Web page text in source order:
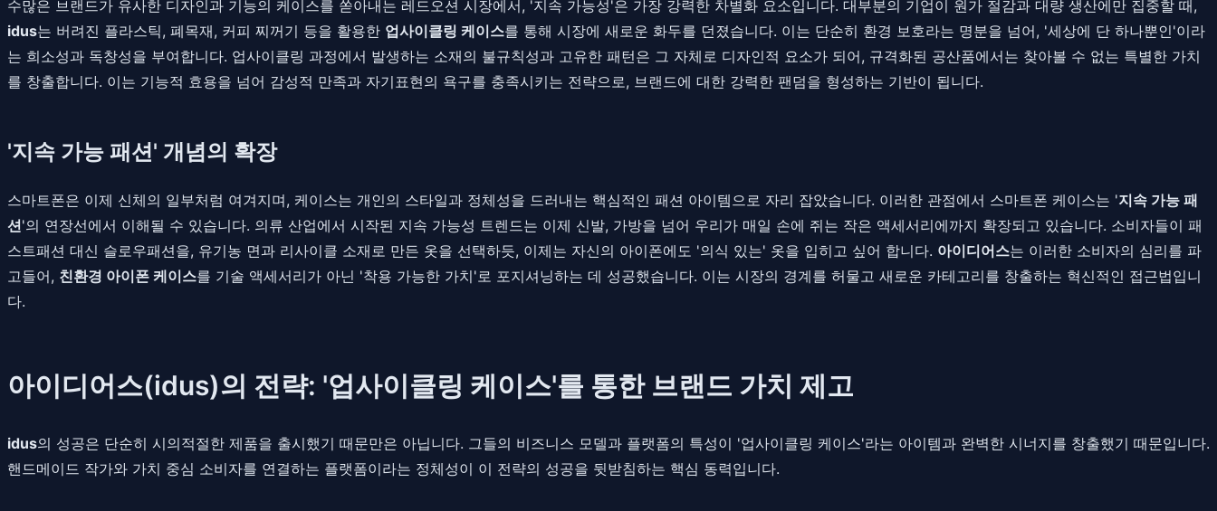
수많은 브랜드가 유사한 디자인과 기능의 케이스를 쏟아내는 레드오션 시장에서, '지속 가능성'은 가장 강력한 차별화 요소입니다. 대부분의 기업이 원가 절감과 대량 생산에만 집중할 때,
idus는 버려진 플라스틱, 폐목재, 커피 찌꺼기 등을 활용한 업사이클링 케이스를 통해 시장에 새로운 화두를 던졌습니다. 이는 단순히 환경 보호라는 명분을 넘어, '세상에 단 하나뿐인'이라
는 희소성과 독창성을 부여합니다. 업사이클링 과정에서 발생하는 소재의 불규칙성과 고유한 패턴은 그 자체로 디자인적 요소가 되어, 규격화된 공산품에서는 찾아볼 수 없는 특별한 가치
를 창출합니다. 이는 기능적 효용을 넘어 감성적 만족과 자기표현의 욕구를 충족시키는 전략으로, 브랜드에 대한 강력한 팬덤을 형성하는 기반이 됩니다.
'지속 가능 패션' 개념의 확장
스마트폰은 이제 신체의 일부처럼 여겨지며, 케이스는 개인의 스타일과 정체성을 드러내는 핵심적인 패션 아이템으로 자리 잡았습니다. 이러한 관점에서 스마트폰 케이스는 '지속 가능 패
션'의 연장선에서 이해될 수 있습니다. 의류 산업에서 시작된 지속 가능성 트렌드는 이제 신발, 가방을 넘어 우리가 매일 손에 쥐는 작은 액세서리에까지 확장되고 있습니다. 소비자들이 패
스트패션 대신 슬로우패션을, 유기농 면과 리사이클 소재로 만든 옷을 선택하듯, 이제는 자신의 아이폰에도 '의식 있는' 옷을 입히고 싶어 합니다. 아이디어스는 이러한 소비자의 심리를 파
고들어, 친환경 아이폰 케이스를 기술 액세서리가 아닌 '착용 가능한 가치'로 포지셔닝하는 데 성공했습니다. 이는 시장의 경계를 허물고 새로운 카테고리를 창출하는 혁신적인 접근법입니
다.
아이디어스(idus)의 전략: '업사이클링 케이스'를 통한 브랜드 가치 제고
idus의 성공은 단순히 시의적절한 제품을 출시했기 때문만은 아닙니다. 그들의 비즈니스 모델과 플랫폼의 특성이 '업사이클링 케이스'라는 아이템과 완벽한 시너지를 창출했기 때문입니다.
핸드메이드 작가와 가치 중심 소비자를 연결하는 플랫폼이라는 정체성이 이 전략의 성공을 뒷받침하는 핵심 동력입니다.